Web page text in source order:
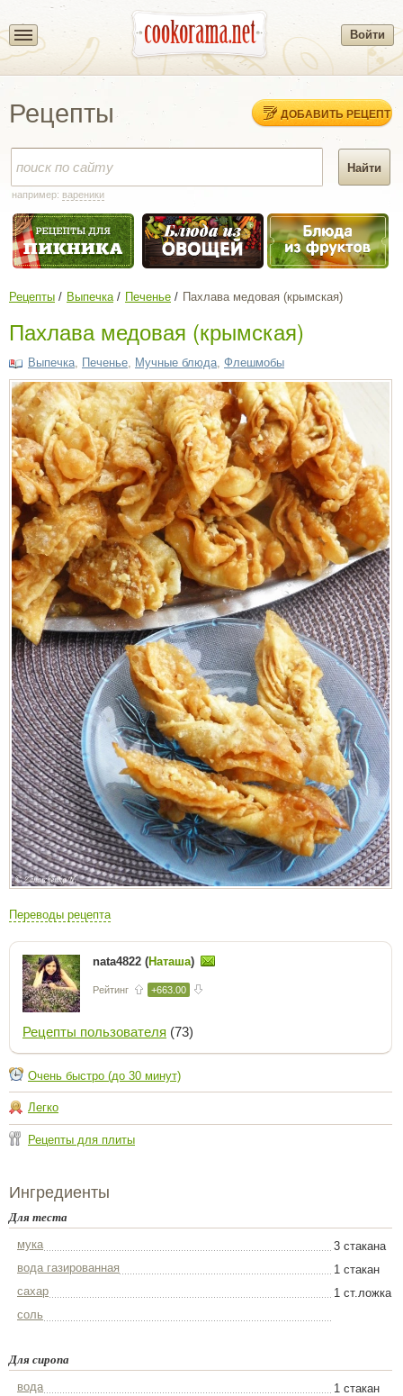
Войти
Рецепты ДОБАВИТЬ РЕЦЕПТ
например: вареники
Рецепты Выпечка Печенье Пахлава медовая (крымская)
Пахлава медовая (крымская)
Выпечка Печенье Мучные блюда Флешмобы
Переводы рецепта
nata4822 (Наташа)
Рейтинг +663.00
Рецепты пользователя (73)
Очень быстро (до 30 минут)
Легко
Рецепты для плиты
Ингредиенты
Для теста
мука
3 стакана
вода газированная
1 стакан
сахар
1 ст.ложка
соль
Для сиропа
вода
1 стакан